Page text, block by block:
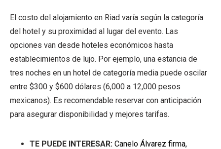
El costo del alojamiento en Riad varía según la categoría
del hotel y su proximidad al lugar del evento. Las
opciones van desde hoteles económicos hasta
establecimientos de lujo. Por ejemplo, una estancia de
tres noches en un hotel de categoría media puede oscilar
entre $300 y $600 dólares (6,000 a 12,000 pesos
mexicanos). Es recomendable reservar con anticipación
para asegurar disponibilidad y mejores tarifas.
TE PUEDE INTERESAR: Canelo Álvarez firma,